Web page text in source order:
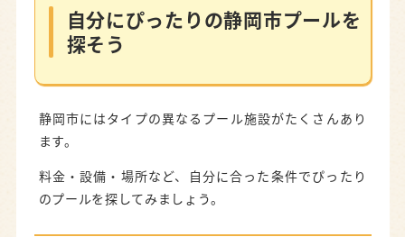
場所で見つける静岡市のプール【マップ】
夏季限定｜屋外・レジャープール
静岡市大浜公園プール
通年OK｜屋内プール
清水ナショナルトレーニングセンター
自分にぴったりの静岡市プールを
探そう
静岡市にはタイプの異なるプール施設がたくさんあり
ます。
料金・設備・場所など、自分に合った条件でぴったり
のプールを探してみましょう。